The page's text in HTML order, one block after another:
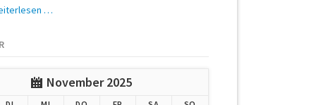
…
November 2025